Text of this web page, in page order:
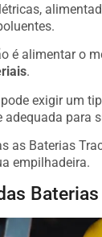
é alimentar o
.
exigir um
adequada para
as Baterias
empilhadeira.